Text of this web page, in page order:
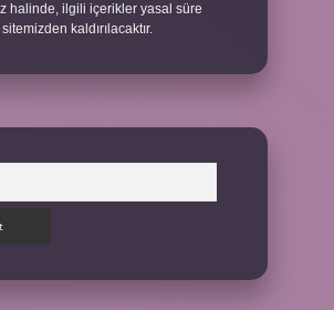
halinde, ilgili içerikler yasal süre
kaldırılacaktır.